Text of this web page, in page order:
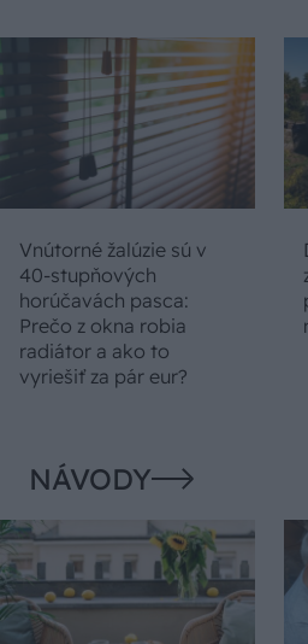
Vnútorné žalúzie sú v
40-stupňových
horúčavách pasca:
Prečo z okna robia
radiátor a ako to
vyriešiť za pár eur?
NÁVODY